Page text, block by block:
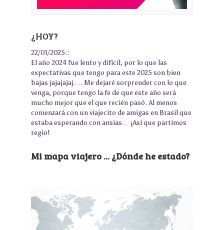
¿HOY?
22/01/2025::
El año 2024 fue lento y difícil, por lo que las
expectativas que tengo para este 2025 son bien
bajas jajajajaj…. Me dejaré sorprender con lo que
venga, porque tengo la fe de que este año será
mucho mejor que el que recién pasó. Al menos
comenzará con un viajecito de amigas en Brasil que
estaba esperando con ansias… ¡Así que partimos
regio!
Mi mapa viajero ... ¿Dónde he estado?